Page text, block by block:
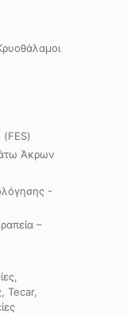
(FES)
Άκρων
-
–
Tecar,